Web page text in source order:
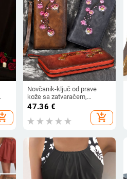
Novčanik-ključ od prave
kože sa zatvaračem,
reljefnim uzorkom šljive,
gornji sloj kože, kožna
podstava, model 8096
47.36 €
add_shopping_cart